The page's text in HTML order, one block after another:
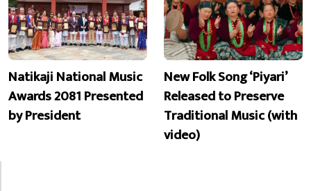
Natikaji National Music
Awards 2081 Presented
by President
New Folk Song ‘Piyari’
Released to Preserve
Traditional Music (with
video)